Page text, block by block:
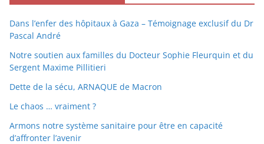
Dans l’enfer des hôpitaux à Gaza – Témoignage exclusif du Dr
Pascal André
Notre soutien aux familles du Docteur Sophie Fleurquin et du
Sergent Maxime Pillitieri
Dette de la sécu, ARNAQUE de Macron
Le chaos … vraiment ?
Armons notre système sanitaire pour être en capacité
d’affronter l’avenir